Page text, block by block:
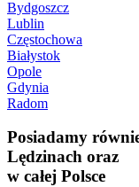
Bydgoszcz
Lublin
Częstochowa
Białystok
Opole
Gdynia
Radom
Posiadamy
Lędzinach oraz
w całej Polsce